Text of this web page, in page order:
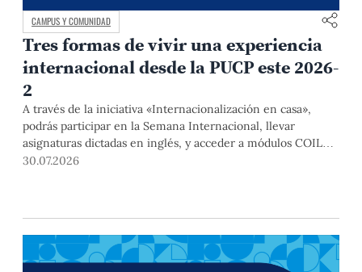
CAMPUS Y COMUNIDAD
Tres formas de vivir una experiencia
internacional desde la PUCP este 2026-
2
A través de la iniciativa «Internacionalización en casa»,
podrás participar en la Semana Internacional, llevar
asignaturas dictadas en inglés, y acceder a módulos COIL
junto con estudiantes y docentes de universidades
30.07.2026